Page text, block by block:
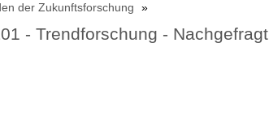
der Zukunftsforschung
- Trendforschung - Nachgefragt